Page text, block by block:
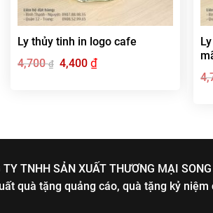
Ly thủy tinh in logo cafe
4,700₫ Giá
gốc
4,400 ₫Giá
hiện
TY TNHH SẢN XUẤT THƯƠNG MẠI
quà tặng quảng cáo, quà tặng kỷ